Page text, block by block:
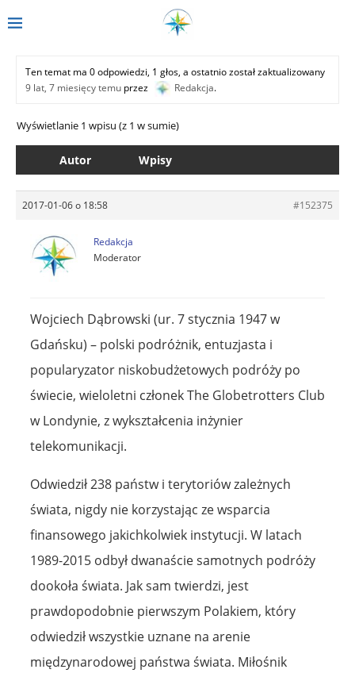
Ten temat ma 0 odpowiedzi, 1 głos, a ostatnio został zaktualizowany
9 lat, 7 miesięcy temu przez Redakcja.
Wyświetlanie 1 wpisu (z 1 w sumie)
Autor Wpisy
2017-01-06 o 18:58 #152375
Redakcja
Moderator
Wojciech Dąbrowski (ur. 7 stycznia 1947 w
Gdańsku) – polski podróżnik, entuzjasta i
popularyzator niskobudżetowych podróży po
świecie, wieloletni członek The Globetrotters Club
w Londynie, z wykształcenia inżynier
telekomunikacji.
Odwiedził 238 państw i terytoriów zależnych
świata, nigdy nie korzystając ze wsparcia
finansowego jakichkolwiek instytucji. W latach
1989-2015 odbył dwanaście samotnych podróży
dookoła świata. Jak sam twierdzi, jest
prawdopodobnie pierwszym Polakiem, który
odwiedził wszystkie uznane na arenie
międzynarodowej państwa świata. Miłośnik